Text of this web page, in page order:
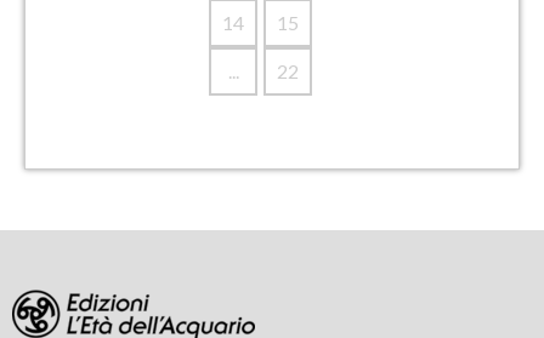
14 15
... 22